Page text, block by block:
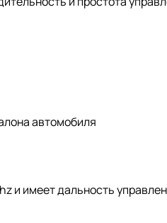
автомобиля
и имеет дальность